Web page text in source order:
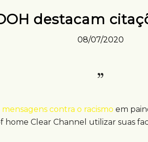
destacam
08/07/2020
contra o racismo em
Clear Channel utilizar suas